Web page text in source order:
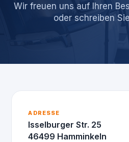
Wir freuen uns auf Ihren
oder schreiben
ADRESSE
Isselburger Str. 25
46499 Hamminkeln